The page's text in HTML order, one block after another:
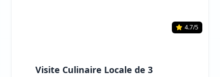
4.7/5
Visite Culinaire Locale de 3